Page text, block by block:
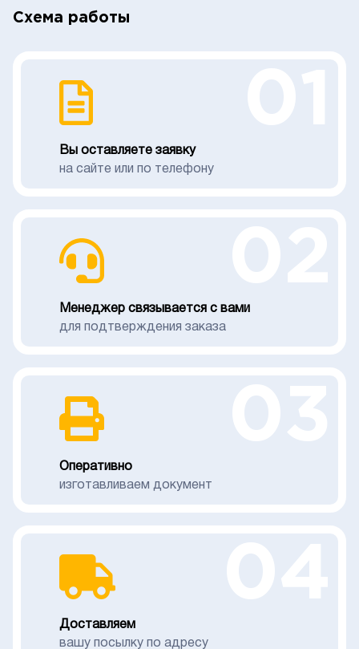
Схема работы
Вы оставляете заявку
на сайте или по телефону
Менеджер связывается с вами
для подтверждения заказа
Оперативно
изготавливаем документ
Доставляем
вашу посылку по адресу